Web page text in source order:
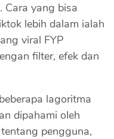
Cara yang bisa
lebih dalam ialah
viral FYP
filter, efek dan
beberapa lagoritma
dipahami oleh
pengguna,